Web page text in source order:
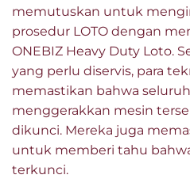
memutuskan untuk
prosedur LOTO dengan
ONEBIZ Heavy Duty Loto.
yang perlu diservis, para
memastikan bahwa
menggerakkan mesin
dikunci. Mereka juga
untuk memberi tahu
terkunci.